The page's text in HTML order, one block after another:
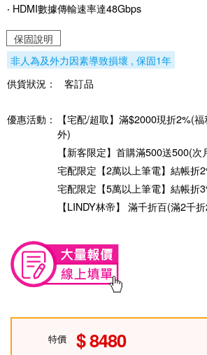
‧ HDMI數據傳輸速率達48Gbps
保固說明
非人為及外力因素導致損壞 , 保固1年
供貨狀況：
客訂品
優惠活動：
【宅配/超取】滿$2000現折2%(
外)
【新客限定】首購滿500送500(
宅配限定【2萬以上筆電】結帳折
宅配限定【5萬以上筆電】結帳折
【LINDY林帝】 滿千折百(滿2千
特價 8480